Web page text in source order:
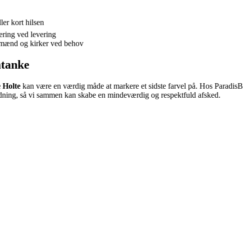
kort hilsen
ved levering
og kirker ved behov
Holte kan være en værdig måde at markere et sidste farvel på. Hos
så vi sammen kan skabe en mindeværdig og respektfuld afsked.